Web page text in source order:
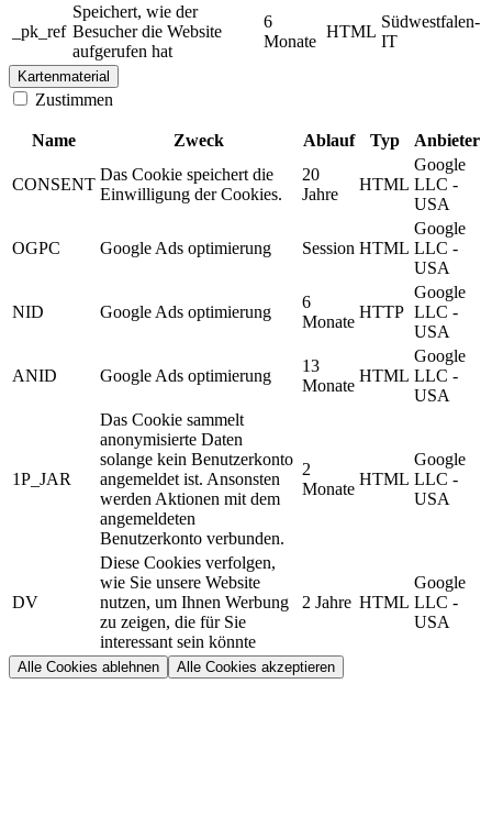
_pk_ref
Speichert, wie der
Besucher die Website
aufgerufen hat
6
Monate
HTML
Südwestfalen-
IT
Kartenmaterial
Zustimmen
Name Zweck Ablauf Typ Anbieter
CONSENT
Das Cookie speichert die
Einwilligung der Cookies.
20
Jahre
HTML
Google
LLC -
USA
OGPC Google Ads optimierung Session HTML
Google
LLC -
USA
NID Google Ads optimierung
6
Monate
HTTP
Google
LLC -
USA
ANID Google Ads optimierung
13
Monate
HTML
Google
LLC -
USA
1P_JAR
Das Cookie sammelt
anonymisierte Daten
solange kein Benutzerkonto
angemeldet ist. Ansonsten
werden Aktionen mit dem
angemeldeten
Benutzerkonto verbunden.
2
Monate
HTML
Google
LLC -
USA
DV
Diese Cookies verfolgen,
wie Sie unsere Website
nutzen, um Ihnen Werbung
zu zeigen, die für Sie
interessant sein könnte
2 Jahre HTML
Google
LLC -
USA
Alle Cookies ablehnen Alle Cookies akzeptieren